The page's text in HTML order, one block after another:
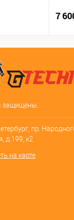
7
защищены.
пр.
д.199, к2
на карте